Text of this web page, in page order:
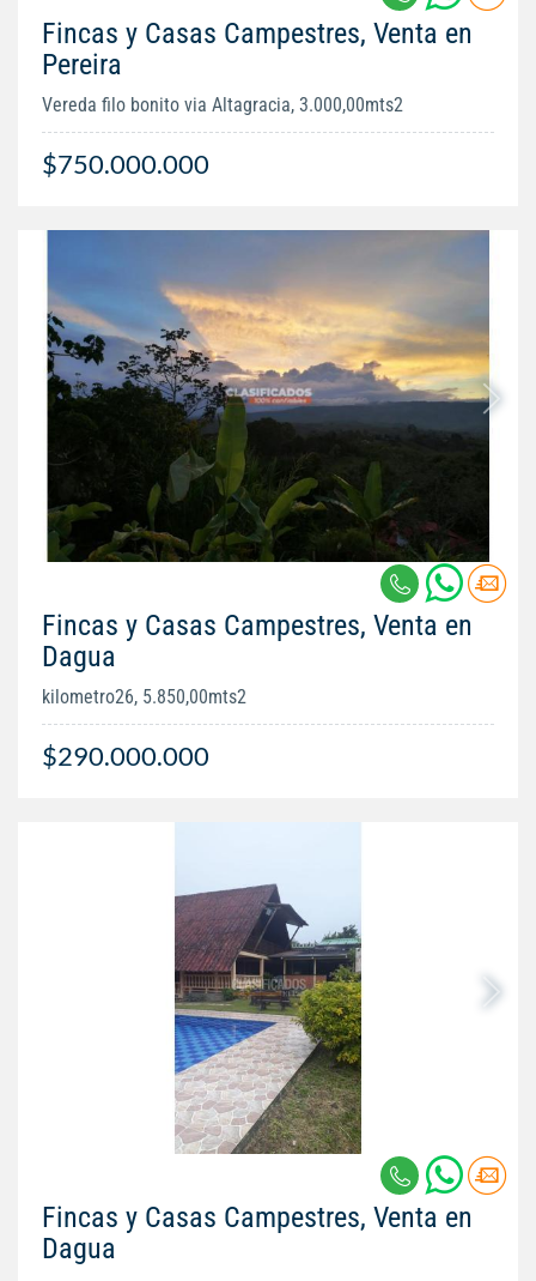
Fincas y Casas Campestres, Venta en
Pereira
Vereda filo bonito via Altagracia, 3.000,00mts2
$750.000.000
Fincas y Casas Campestres, Venta en
Dagua
kilometro26, 5.850,00mts2
$290.000.000
Fincas y Casas Campestres, Venta en
Dagua